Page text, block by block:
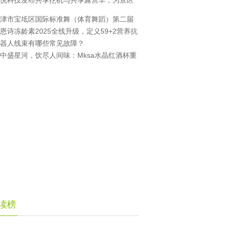
市宝坻区国际标准舞（体育舞蹈）第二届
诗冻龄素2025全线升级，定义59+2营养抗
人线束有哪些常见故障？
盛星河，饮尽人间味：Mksa水晶红酒杯重
榜